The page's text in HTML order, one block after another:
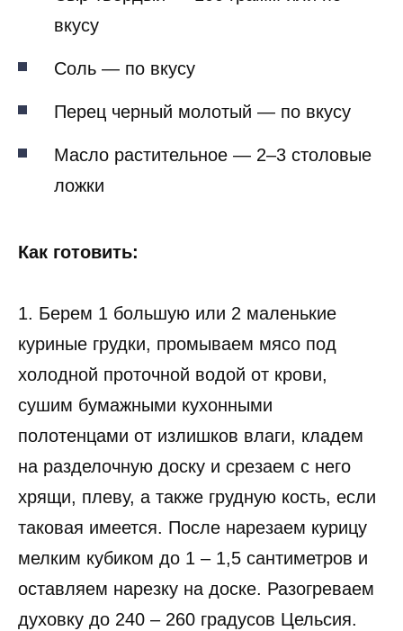
вкусу
Соль — по вкусу
Перец черный молотый — по вкусу
Масло растительное — 2–3 столовые
ложки
Как готовить:
1. Берем 1 большую или 2 маленькие
куриные грудки, промываем мясо под
холодной проточной водой от крови,
сушим бумажными кухонными
полотенцами от излишков влаги, кладем
на разделочную доску и срезаем с него
хрящи, плеву, а также грудную кость, если
таковая имеется. После нарезаем курицу
мелким кубиком до 1 – 1,5 сантиметров и
оставляем нарезку на доске. Разогреваем
духовку до 240 – 260 градусов Цельсия.